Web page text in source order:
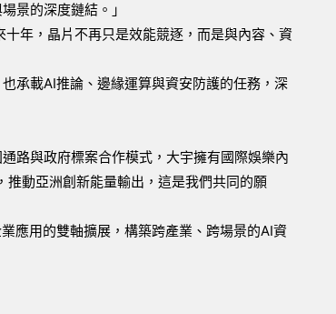
景的深度鏈結。」
年，晶片不再只是效能競逐，而是與內容、資
承載AI推論、邊緣運算與資安防護的任務，深
路與政府標案合作模式，大宇擁有國際娛樂內
動亞洲創新能量輸出，這是我們共同的願
應用的雙軸擴展，構築跨產業、跨場景的AI資